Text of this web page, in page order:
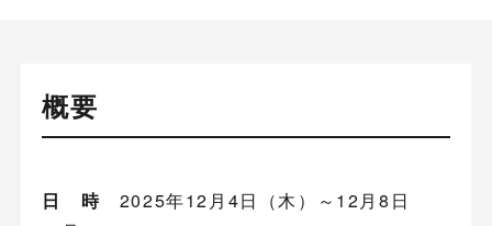
概要
日 時 2025年12月4日（木）～12月8日